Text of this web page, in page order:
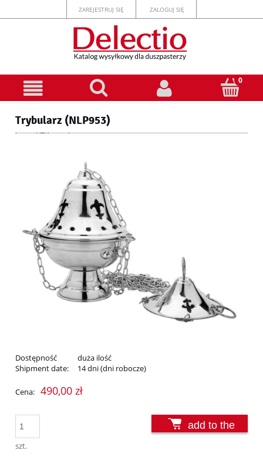
ZAREJESTRUJ SIĘ ZALOGUJ SIĘ
Trybularz (NLP953)
Dostępność
duża ilość
Shipment date:
14 dni (dni robocze)
Cena: 490,00 zł
szt.
add to the